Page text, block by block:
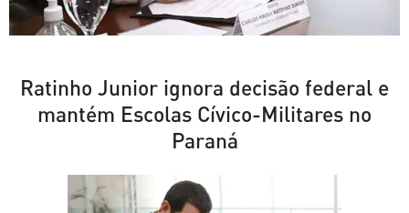
Ratinho Junior ignora decisão federal e
mantém Escolas Cívico-Militares no
Paraná